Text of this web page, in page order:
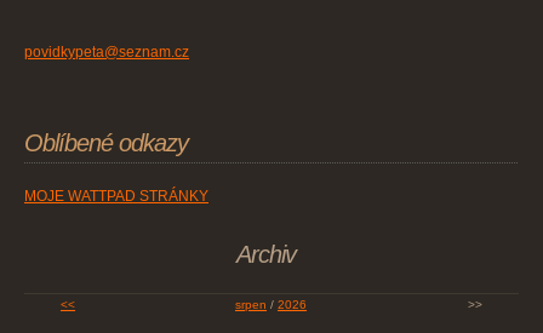
povidkypeta@seznam.cz
Oblíbené odkazy
MOJE WATTPAD STRÁNKY
Archiv
<< srpen / 2026 >>